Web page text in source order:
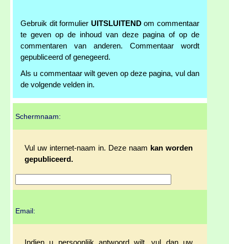
Gebruik dit formulier UITSLUITENDom commentaar
te geven op de inhoud van deze pagina of op de
commentaren van anderen. Commentaar wordt
gepubliceerd of genegeerd.
Als u commentaar wilt geven op deze pagina, vul dan
de volgende velden in.
Schermnaam:
Vul uw internet-naam in. Deze naam kan worden
gepubliceerd.
Email: